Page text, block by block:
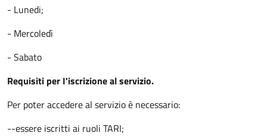
- Lunedi;
- Mercoledì
- Sabato
Requisiti per I'iscrizione al servizio.
Per poter accedere al servizio è necessario:
--essere iscritti ai ruoli TARI;